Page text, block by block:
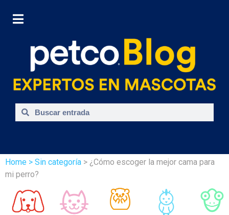
Home > Sin categoría > ¿Cómo escoger la mejor cama para
mi perro?